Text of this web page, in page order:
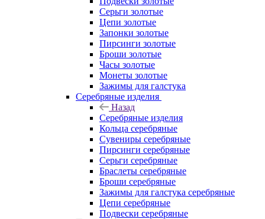
Серьги золотые
Цепи золотые
Запонки золотые
Пирсинги золотые
Броши золотые
Часы золотые
Монеты золотые
Зажимы для галстука
Серебряные изделия
Назад
Серебряные изделия
Кольца серебряные
Сувениры серебряные
Пирсинги серебряные
Серьги серебряные
Браслеты серебряные
Броши серебряные
Зажимы для галстука серебряные
Цепи серебряные
Подвески серебряные